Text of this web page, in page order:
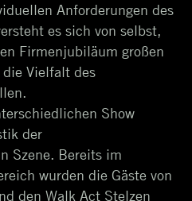
Anforderungen des
es sich von selbst,
Firmenjubiläum großen
Vielfalt des
Show
der
Szene. Bereits im
wurden die Gäste von
den Walk Act Stelzen